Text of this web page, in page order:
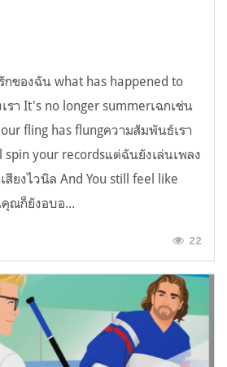
ของฉัน what has happened to
รา It's no longer summerเฉกเช่น
fling has flungความสัมพันธ์เรา
spin your recordsแต่ฉันยังเล่นเพลง
ยงไวนิล And You still feel like
ณก็ยังอบอ...
22